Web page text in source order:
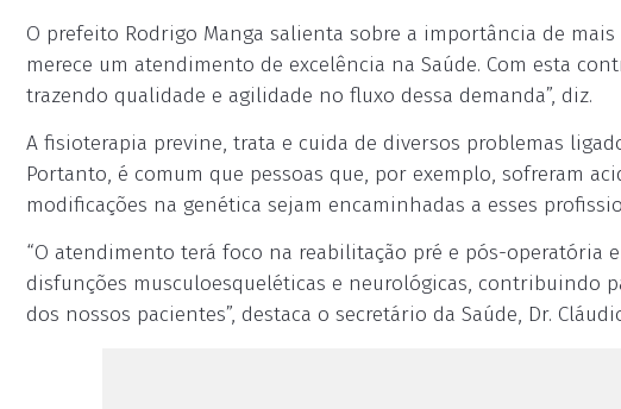
O prefeito Rodrigo Manga salienta sobre a importância de
merece um atendimento de excelência na Saúde. Com esta
trazendo qualidade e agilidade no fluxo dessa demanda”, diz.
A fisioterapia previne, trata e cuida de diversos problemas
Portanto, é comum que pessoas que, por exemplo, sofreram
modificações na genética sejam encaminhadas a esses
“O atendimento terá foco na reabilitação pré e pós-operatória
disfunções musculoesqueléticas e neurológicas, contribuindo
dos nossos pacientes”, destaca o secretário da Saúde, Dr.